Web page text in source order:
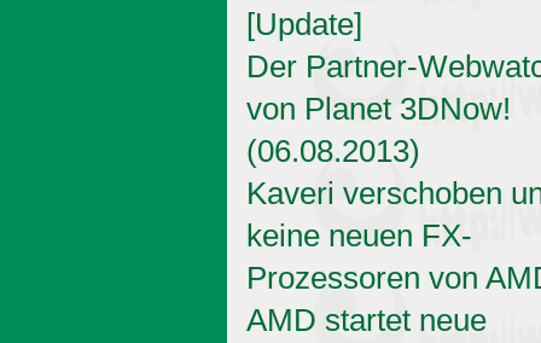
[Update]
Der Partner-
von Planet 3DNow!
(06.08.2013)
Kaveri verschoben
keine neuen FX-
Prozessoren von
AMD startet neue